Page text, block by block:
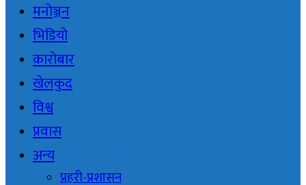
मनोञ्जन
भिडियो
कारोबार
खेलकुद
विश्व
प्रवास
अन्य
प्रहरी-प्रशासन